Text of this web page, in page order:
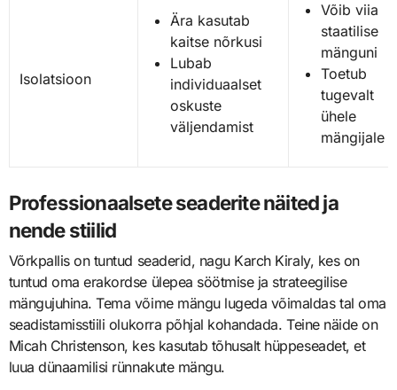
Isolatsioon
Ära kasutab
kaitse nõrkusi
Lubab
individuaalset
oskuste
väljendamist
Võib viia
staatilise
mänguni
Toetub
tugevalt
ühele
mängijale
Professionaalsete seaderite näited ja
nende stiilid
Võrkpallis on tuntud seaderid, nagu Karch Kiraly, kes on
tuntud oma erakordse ülepea söötmise ja strateegilise
mängujuhina. Tema võime mängu lugeda võimaldas tal oma
seadistamisstiili olukorra põhjal kohandada. Teine näide on
Micah Christenson, kes kasutab tõhusalt hüppeseadet, et
luua dünaamilisi rünnakute mängu.